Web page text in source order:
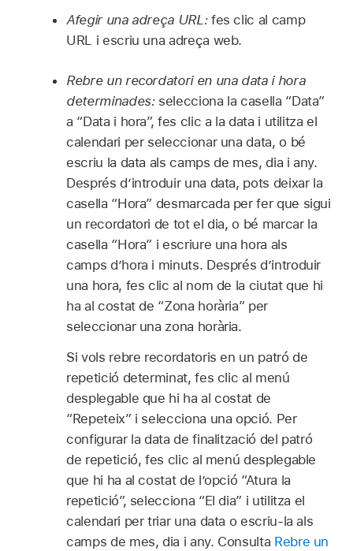
Afegir una adreça URL:fes clic al camp
URL i escriu una adreça web.
Rebre un recordatori en una data i hora
determinades:selecciona la casella “Data”
a “Data i hora”, fes clic a la data i utilitza el
calendari per seleccionar una data, o bé
escriu la data als camps de mes, dia i any.
Després d’introduir una data, pots deixar la
casella “Hora” desmarcada per fer que sigui
un recordatori de tot el dia, o bé marcar la
casella “Hora” i escriure una hora als
camps d’hora i minuts. Després d’introduir
una hora, fes clic al nom de la ciutat que hi
ha al costat de “Zona horària” per
seleccionar una zona horària.
Si vols rebre recordatoris en un patró de
repetició determinat, fes clic al menú
desplegable que hi ha al costat de
“Repeteix” i selecciona una opció. Per
configurar la data de finalització del patró
de repetició, fes clic al menú desplegable
que hi ha al costat de l’opció “Atura la
repetició”, selecciona “El dia” i utilitza el
calendari per triar una data o escriu‑la als
camps de mes, dia i any. Consulta Rebre un